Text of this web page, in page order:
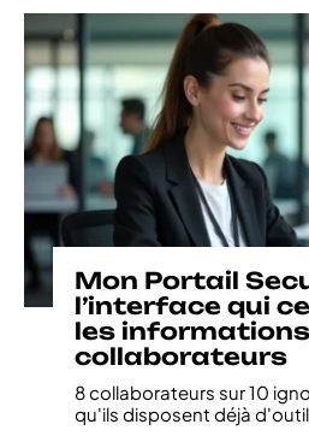
Mon Portail
l’interface qui
les
collaborateurs
8 collaborateurs sur 10
qu'ils disposent déjà